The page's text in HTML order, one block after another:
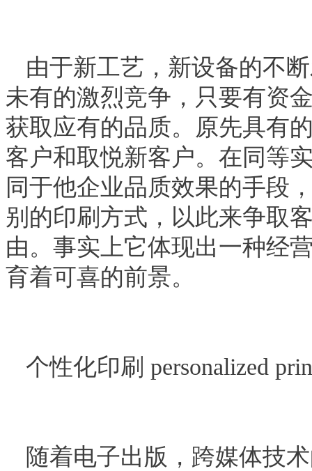
由于新工艺，新设备的不
未有的激烈竞争，只要有资
获取应有的品质。原先具有
客户和取悦新客户。在同等
同于他企业品质效果的手段
别的印刷方式，以此来争取
由。事实上它体现出一种经
育着可喜的前景。
个性化印刷 personalized
随着电子出版，跨媒体技